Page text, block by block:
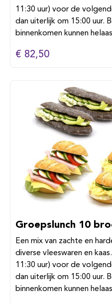
11:30 uur) voor de
dan uiterlijk om 15:00 uur.
binnenkomen kunnen
€ 82,50
Groepslunch 10
Een mix van zachte en
diverse vleeswaren en
11:30 uur) voor de
dan uiterlijk om 15:00 uur.
binnenkomen kunnen